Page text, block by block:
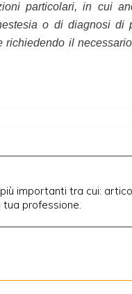
particolari, in cui
o di diagnosi di
richiedendo il
importanti tra cui:
tua professione.